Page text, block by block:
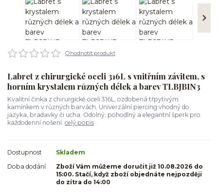
Ohodnotit produkt
Labret z chirurgické oceli 316L s vnitřním závitem, s
horním krystalem různých délek a barev TLBJBIN3
Kvalitní činka z chirurgické oceli 316L, ozdobená třpytivým
kamínkem v různých barvách. Univerzální piercing vhodný do
jazyka, bradavky či ucha. Odolný, pohodlný a elegantní šperk pro
každodenní nošení. celý popis
Dostupnost
Skladem
Doba dodání
Zboží Vám můžeme doručit již 10.08.2026 do
15:00. Stačí, když zboží objednáte nejpozději
do zítra do 14:00